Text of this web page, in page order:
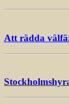
Att rädda